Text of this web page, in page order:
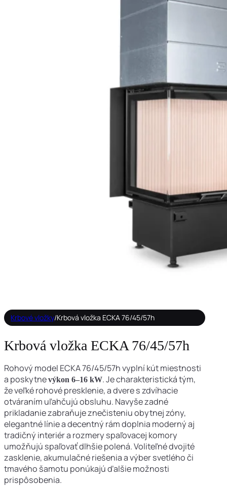
Krbové vložky/Krbová vložka ECKA 76/45/57h
Krbová vložka ECKA 76/45/57h
Rohový model ECKA 76/45/57h vyplní kút miestnosti
a poskytnevýkon 6–16 kW. Je charakteristická tým,
že veľké rohové presklenie, a dvere s zdvíhacie
otváraním uľahčujú obsluhu. Navyše zadné
prikladanie zabraňuje znečisteniu obytnej zóny,
elegantné línie a decentný rám doplnia moderný aj
tradičný interiér a rozmery spaľovacej komory
umožňujú spaľovať dlhšie polená. Voliteľné dvojité
zasklenie, akumulačné riešenia a výber svetlého či
tmavého šamotu ponúkajú ďalšie možnosti
prispôsobenia.